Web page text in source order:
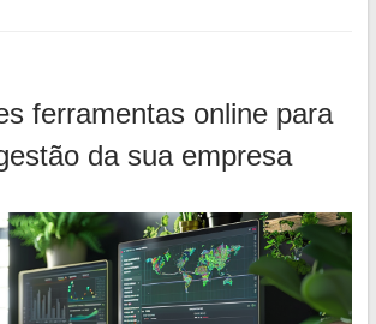
ferramentas online para
da sua empresa